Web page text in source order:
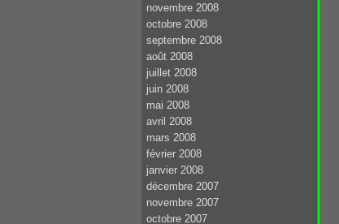
novembre 2008
octobre 2008
septembre 2008
août 2008
juillet 2008
juin 2008
mai 2008
avril 2008
mars 2008
février 2008
janvier 2008
décembre 2007
novembre 2007
octobre 2007